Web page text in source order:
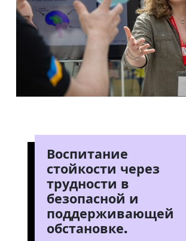
Воспитание
стойкости через
трудности в
безопасной и
поддерживающей
обстановке.